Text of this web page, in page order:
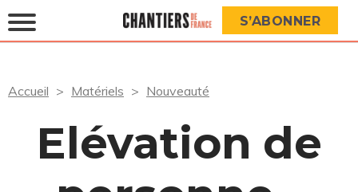
S’ABONNER
Accueil Matériels Nouveauté
Elévation de